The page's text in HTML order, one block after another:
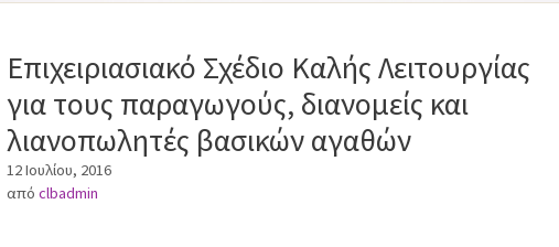
Επιχειριασιακό Σχέδιο Καλής Λειτουργίας
για τους παραγωγούς, διανομείς και
λιανοπωλητές βασικών αγαθών
12 Ιουλίου, 2016
απόclbadmin